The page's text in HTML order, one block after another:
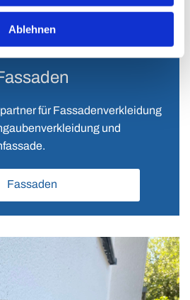
Ablehnen
für Fassadenverkleidung
und
Fassaden